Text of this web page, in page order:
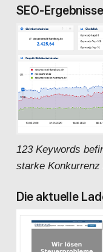
SEO-
123 Keywords
starke
Die aktuelle